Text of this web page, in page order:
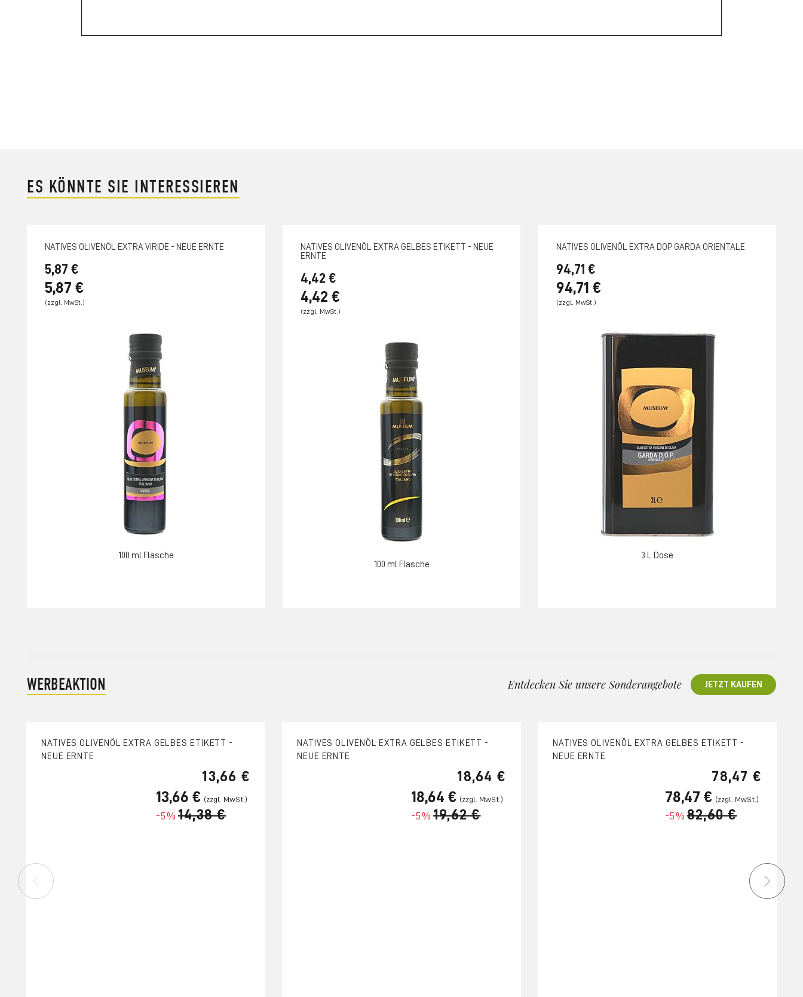
ES KÖNNTE SIE INTERESSIEREN
NATIVES OLIVENÖL EXTRA VIRIDE - NEUE ERNTE
5,87 €
5,87 €
100 ml Flasche
NATIVES OLIVENÖL EXTRA GELBES ETIKETT - NEUE
ERNTE
4,42 €
4,42 €
100 ml Flasche
NATIVES OLIVENÖL EXTRA DOP GARDA ORIENTALE
94,71 €
94,71 €
3 L Dose
WERBEAKTION Entdecken Sie unsere Sonderangebote JETZT KAUFEN
NATIVES OLIVENÖL EXTRA GELBES ETIKETT -
NEUE ERNTE
-5% 14,38 €
13,66 €
13,66 €
NATIVES OLIVENÖL EXTRA GELBES ETIKETT -
NEUE ERNTE
-5% 19,62 €
18,64 €
18,64 €
NATIVES OLIVENÖL EXTRA GELBES ETIKETT -
NEUE ERNTE
-5% 82,60 €
78,47 €
78,47 €